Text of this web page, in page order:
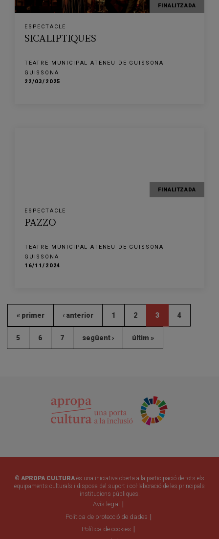
FINALITZADA
ESPECTACLE
SICALIPTIQUES
TEATRE MUNICIPAL ATENEU DE GUISSONA
GUISSONA
22/03/2025
FINALITZADA
ESPECTACLE
PAZZO
TEATRE MUNICIPAL ATENEU DE GUISSONA
GUISSONA
16/11/2024
« primer ‹ anterior 1 2 3 4
5 6 7 següent › últim »
© APROPA CULTURA és una iniciativa oberta a la participació de tots els
equipaments culturals i disposa del suport i col·laboració de les principals
institucions públiques.
Avís legal
Política de protecció de dades
Política de cookies